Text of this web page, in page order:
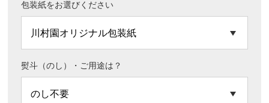
包装紙をお選びください
熨斗（のし）・ご用途は？